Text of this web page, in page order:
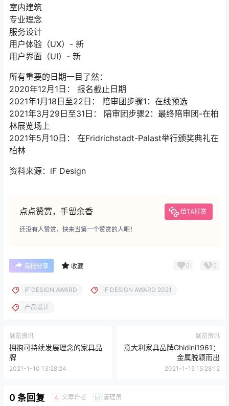
室内建筑
专业理念
服务设计
用户体验（UX）- 新
用户界面（UI）- 新
所有重要的日期一目了然：
2020年12月1日： 报名截止日期
2021年1月18日至22日： 陪审团步骤1：在线预选
2021年3月29日至31日： 陪审团步骤2：最终陪审团-在柏
林展览场上
2021年5月10日： 在Fridrichstadt-Palast举行颁奖典礼在
柏林
资料来源：iF Design
点点赞赏，手留余香 给TA打赏
还没有人赞赏，快来当第一个赞赏的人吧！
海报分享 收藏 0 0
iF DESIGN AWARD iF DESIGN AWARD 2021
产品设计
展览资讯
拥抱可持续发展理念的家具品
牌
2021-1-10 13:28:24
展览资讯
意大利家具品牌Ghidini1961：
金属脱颖而出
2021-1-15 15:28:12
0 条回复 A 文章作者 M 管理员